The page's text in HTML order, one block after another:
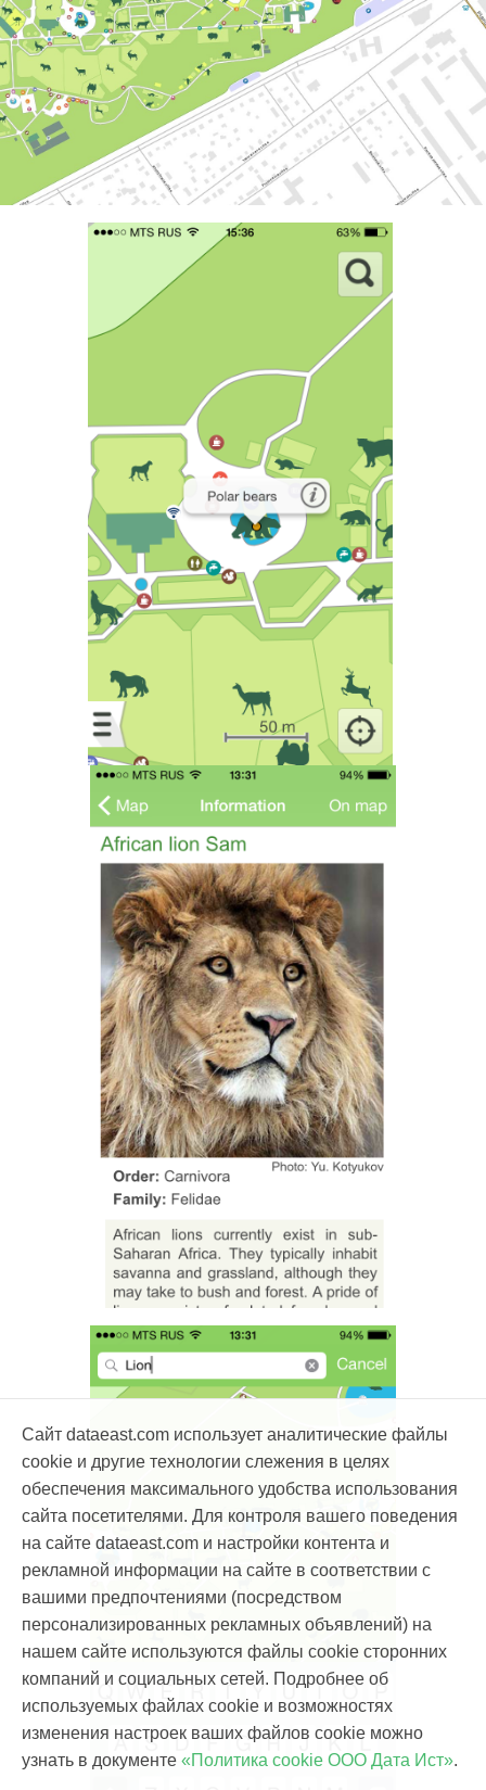
Сайт dataeast.com использует аналитические файлы
cookie и другие технологии слежения в целях
обеспечения максимального удобства использования
сайта посетителями. Для контроля вашего поведения
на сайте dataeast.com и настройки контента и
рекламной информации на сайте в соответствии с
вашими предпочтениями (посредством
персонализированных рекламных объявлений) на
нашем сайте используются файлы cookie сторонних
компаний и социальных сетей. Подробнее об
используемых файлах cookie и возможностях
изменения настроек ваших файлов cookie можно
узнать в документе «Политика cookie ООО Дата Ист».